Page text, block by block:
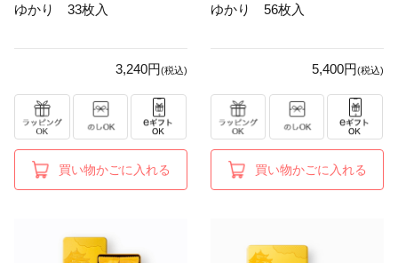
ゆかり 33枚入
3,240円(税込)
買い物かごに入れる
ゆかり 56枚入
5,400円(税込)
買い物かごに入れる